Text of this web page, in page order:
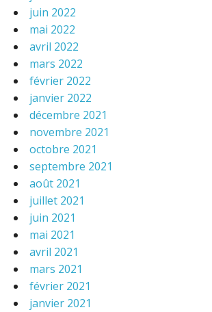
juin 2022
mai 2022
avril 2022
mars 2022
février 2022
janvier 2022
décembre 2021
novembre 2021
octobre 2021
septembre 2021
août 2021
juillet 2021
juin 2021
mai 2021
avril 2021
mars 2021
février 2021
janvier 2021